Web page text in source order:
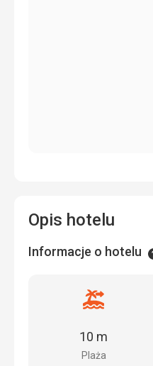
Opis hotelu
Informacje o hotelu
Odległość
plaży
Plaża
10 m